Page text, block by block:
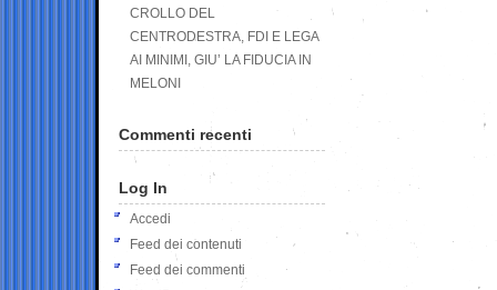
CROLLO DEL
CENTRODESTRA, FDI E LEGA
AI MINIMI, GIU’ LA FIDUCIA IN
MELONI
Commenti recenti
Log In
Accedi
Feed dei contenuti
Feed dei commenti